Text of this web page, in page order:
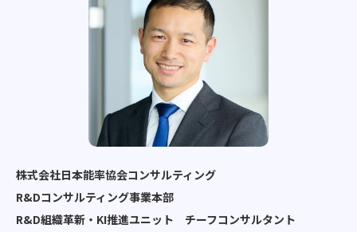
株式会社日本能率協会コンサルティング
R&Dコンサルティング事業本部
R&D組織革新・KI推進ユニット チーフコンサルタント